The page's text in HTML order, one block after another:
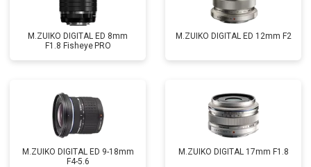
M.ZUIKO DIGITAL ED 8mm
F1.8 Fisheye PRO
M.ZUIKO DIGITAL ED 12mm F2
M.ZUIKO DIGITAL ED 9-18mm
F4-5.6
M.ZUIKO DIGITAL 17mm F1.8